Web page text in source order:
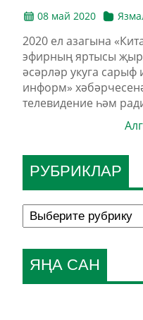
08 май 2020
2020 ел азагына
эфирның яртысы
әсәрләр укуга сарыф
информ»
телевидение һәм
РУБРИКЛАР
ЯҢА САН